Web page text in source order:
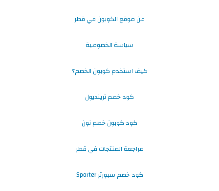
عن موقع الكوبون في قطر
سياسة الخصوصية
كيف استخدم كوبون الخصم؟
كود خصم ترينديول
كود كوبون خصم نون
مراجعة المنتجات في قطر
كود خصم سبورتر Sporter